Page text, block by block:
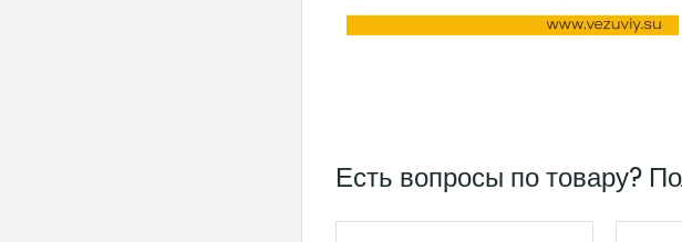
Есть вопросы по товару?